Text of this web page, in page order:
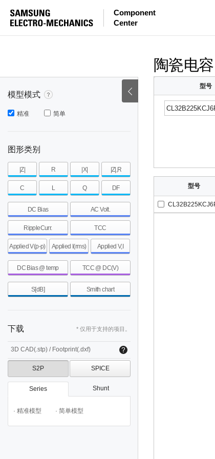
Component
Center
模型模式
精准 简单
图形类别
|Z| R |X| |Z|,R
C L Q DF
DC Bias AC Volt.
RippleCurr. TCC
Applied V(p-p) Applied I(rms) Applied V,I
DC Bias @ temp TCC @ DC(V)
S[dB] Smith chart
下载 * 仅用于支持的项目。
3D CAD(.stp) / Footprint(.dxf)
S2P SPICE
Series Shunt
· 精准模型 · 简单模型
陶瓷电容
型号
mohm
mohm
pH
型号